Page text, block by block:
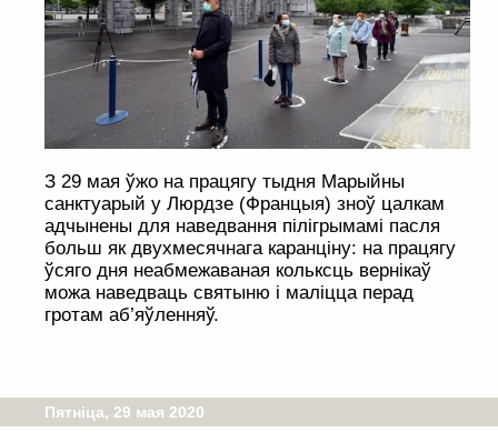
З 29 мая ўжо на працягу тыдня Марыйны
санктуарый у Люрдзе (Францыя) зноў цалкам
адчынены для наведвання пілігрымамі пасля
больш як двухмесячнага каранціну: на працягу
ўсяго дня неабмежаваная кольксць вернікаў
можа наведваць святыню і маліцца перад
гротам аб’яўленняў.
Пятніца, 29 мая 2020